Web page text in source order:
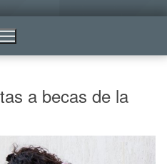
a becas de la